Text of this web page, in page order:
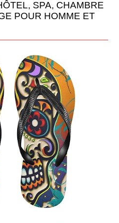
SPA, CHAMBRE
POUR HOMME ET